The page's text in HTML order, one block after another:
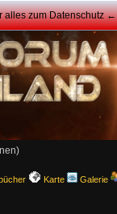
alles zum Datenschutz ←
Karte Galerie